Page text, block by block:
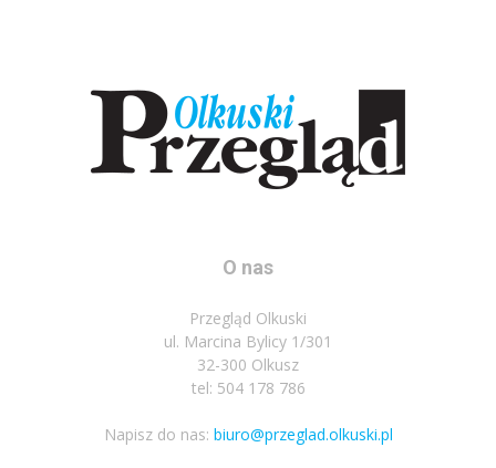
O nas
Przegląd Olkuski
ul. Marcina Bylicy 1/301
32-300 Olkusz
tel: 504 178 786
Napisz do nas: biuro@przeglad.olkuski.pl